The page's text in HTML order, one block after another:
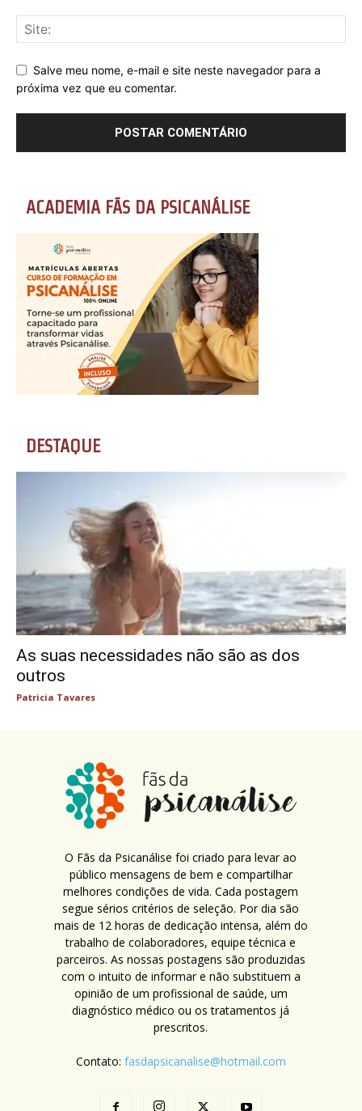
Salve meu nome, e-mail e site neste navegador para a
próxima vez que eu comentar.
ACADEMIA FÃS DA PSICANÁLISE
DESTAQUE
As suas necessidades não são as dos
outros
Patricia Tavares
O Fãs da Psicanálise foi criado para levar ao
público mensagens de bem e compartilhar
melhores condições de vida. Cada postagem
segue sérios critérios de seleção. Por dia são
mais de 12 horas de dedicação intensa, além do
trabalho de colaboradores, equipe técnica e
parceiros. As nossas postagens são produzidas
com o intuito de informar e não substituem a
opinião de um profissional de saúde, um
diagnóstico médico ou os tratamentos já
prescritos.
Contato: fasdapsicanalise@hotmail.com